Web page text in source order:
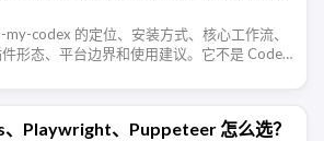
codex 的定位、安装方式、核心工作流、
形态、平台边界和使用建议。它不是 Codex
…
Playwright、Puppeteer 怎么选？